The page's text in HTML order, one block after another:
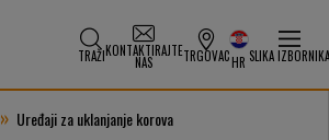
TRAŽIKONTAKTIRAJTE
NAS TRGOVAC HR SLIKA IZBORNIKA
» Uređaji za uklanjanje korova